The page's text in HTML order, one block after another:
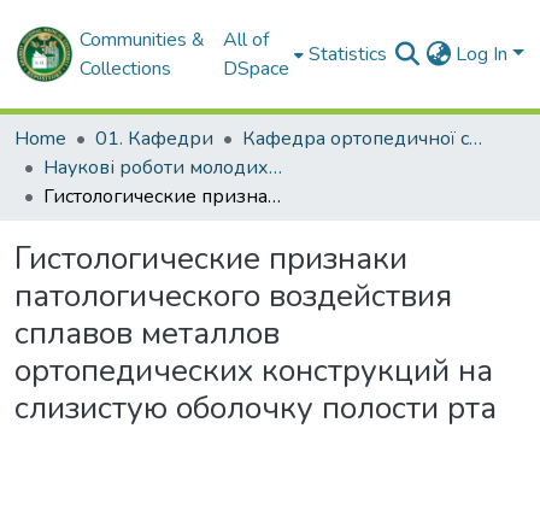
Communities &
Collections
All of
DSpace
Statistics Log In
Home 01. Кафедри
Кафедра ортопедичної стоматології
Наукові роботи молодих дослідників та кваліфікаційні роботи. Кафедра ортопедичної стоматології
Гистологические признаки патологического воздействия сплавов металлов ортопедических конструкций на слизистую оболочку полости рта
Гистологические признаки
патологического воздействия
сплавов металлов
ортопедических конструкций на
слизистую оболочку полости рта